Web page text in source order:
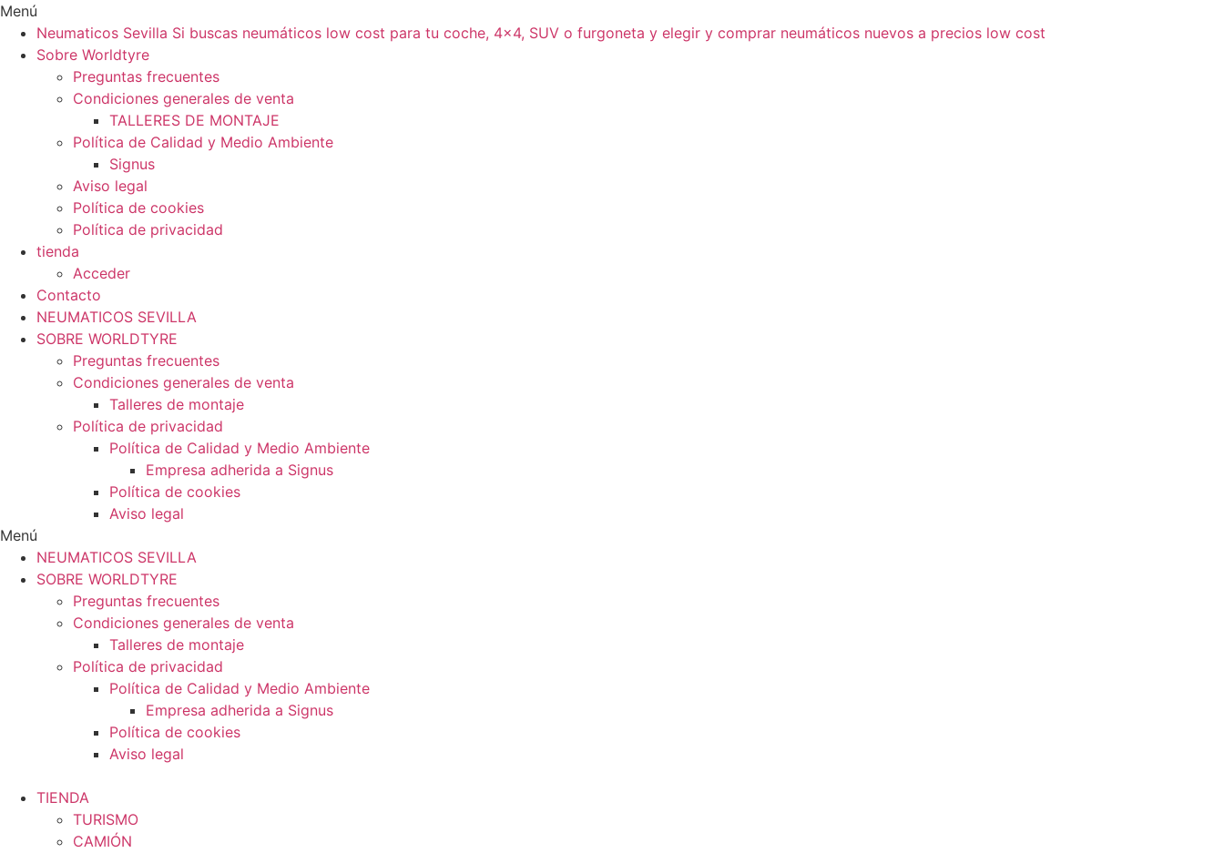
Ir
contenido
Menú
Neumaticos Sevilla Si buscas neumáticos low cost para tu coche, 4×4, SUV o furgoneta y elegir y comprar neumáticos nuevos a precios low cost
Sobre Worldtyre
Preguntas frecuentes
Condiciones generales de venta
TALLERES DE MONTAJE
Política de Calidad y Medio Ambiente
Signus
Aviso legal
Política de cookies
Política de privacidad
tienda
Acceder
Contacto
NEUMATICOS SEVILLA
SOBRE WORLDTYRE
Preguntas frecuentes
Condiciones generales de venta
Talleres de montaje
Política de privacidad
Política de Calidad y Medio Ambiente
Empresa adherida a Signus
Política de cookies
Aviso legal
Menú
NEUMATICOS SEVILLA
SOBRE WORLDTYRE
Preguntas frecuentes
Condiciones generales de venta
Talleres de montaje
Política de privacidad
Política de Calidad y Medio Ambiente
Empresa adherida a Signus
Política de cookies
Aviso legal
TIENDA
TURISMO
CAMIÓN